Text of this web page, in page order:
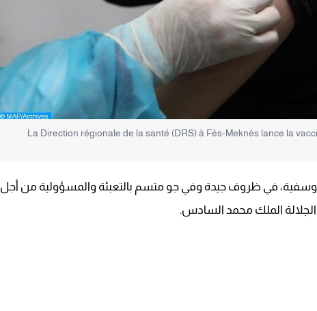
La Direction régionale de la santé (DRS) à Fès-Meknès lance la
ضد كوفيد-19، بإقليم اليوسفية، في ظروف جيدة وفي جو متسم بالتعبئة والمسؤولية من أجل
الجلالة الملك محمد السادس.